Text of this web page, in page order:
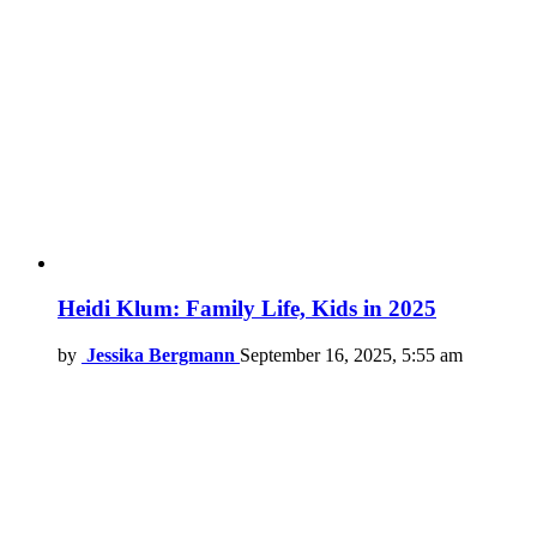
Heidi Klum: Family Life, Kids in 2025
by Jessika Bergmann September 16, 2025, 5:55 am